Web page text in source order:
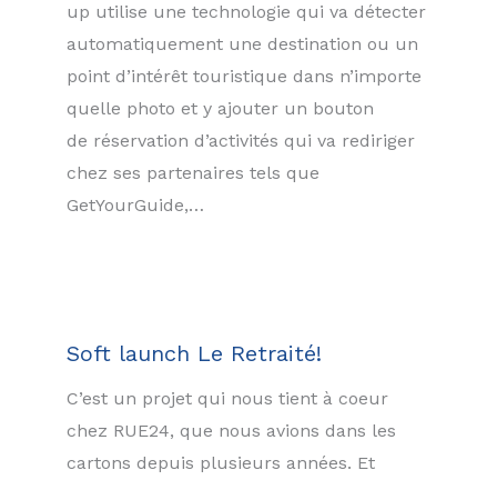
up utilise une technologie qui va détecter
automatiquement une destination ou un
point d’intérêt touristique dans n’importe
quelle photo et y ajouter un bouton
de réservation d’activités qui va rediriger
chez ses partenaires tels que
GetYourGuide,…
Soft launch Le Retraité!
C’est un projet qui nous tient à coeur
chez RUE24, que nous avions dans les
cartons depuis plusieurs années. Et